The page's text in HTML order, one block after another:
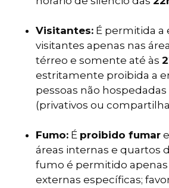
Visitantes: É permitida a
visitantes apenas nas
térreo e somente até às
estritamente proibida a
pessoas não
(privativos ou
Fumo: É proibido fumar
áreas internas e quartos
fumo é permitido apenas
externas específicas;